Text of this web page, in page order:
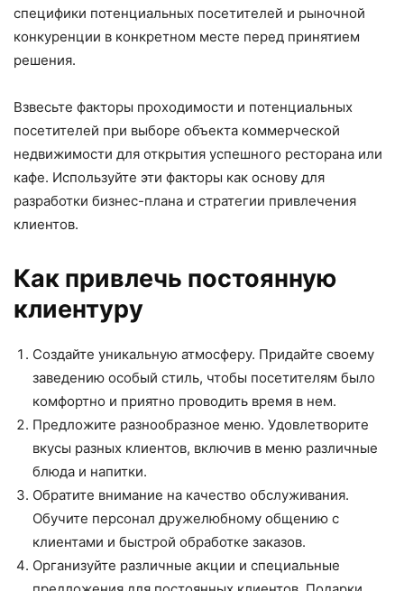
специфики потенциальных посетителей и рыночной
конкуренции в конкретном месте перед принятием
решения.
Взвесьте факторы проходимости и потенциальных
посетителей при выборе объекта коммерческой
недвижимости для открытия успешного ресторана или
кафе. Используйте эти факторы как основу для
разработки бизнес-плана и стратегии привлечения
клиентов.
Как привлечь постоянную
клиентуру
Создайте уникальную атмосферу. Придайте своему
заведению особый стиль, чтобы посетителям было
комфортно и приятно проводить время в нем.
Предложите разнообразное меню. Удовлетворите
вкусы разных клиентов, включив в меню различные
блюда и напитки.
Обратите внимание на качество обслуживания.
Обучите персонал дружелюбному общению с
клиентами и быстрой обработке заказов.
Организуйте различные акции и специальные